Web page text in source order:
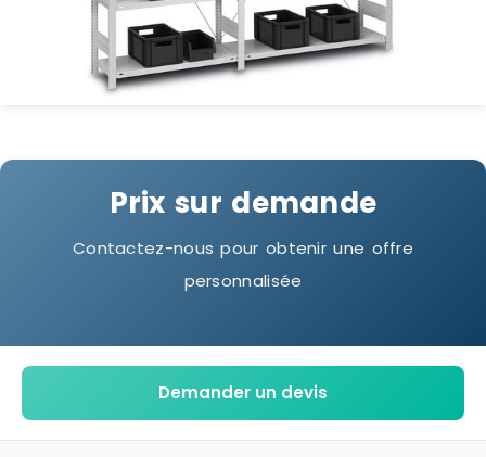
Prix sur demande
Contactez-nous pour obtenir une offre
personnalisée
Demander un devis